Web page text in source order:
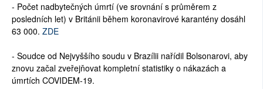
- Počet nadbytečných úmrtí (ve srovnání s průměrem z
posledních let) v Británii během koronavirové karantény dosáhl
63 000. ZDE
- Soudce od Nejvyššího soudu v Brazílii nařídil Bolsonarovi, aby
znovu začal zveřejňovat kompletní statistiky o nákazách a
úmrtích COVIDEM-19.